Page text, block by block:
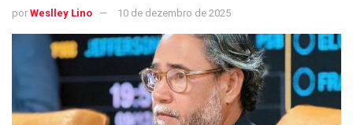
por Weslley Lino 10 de dezembro de 2025